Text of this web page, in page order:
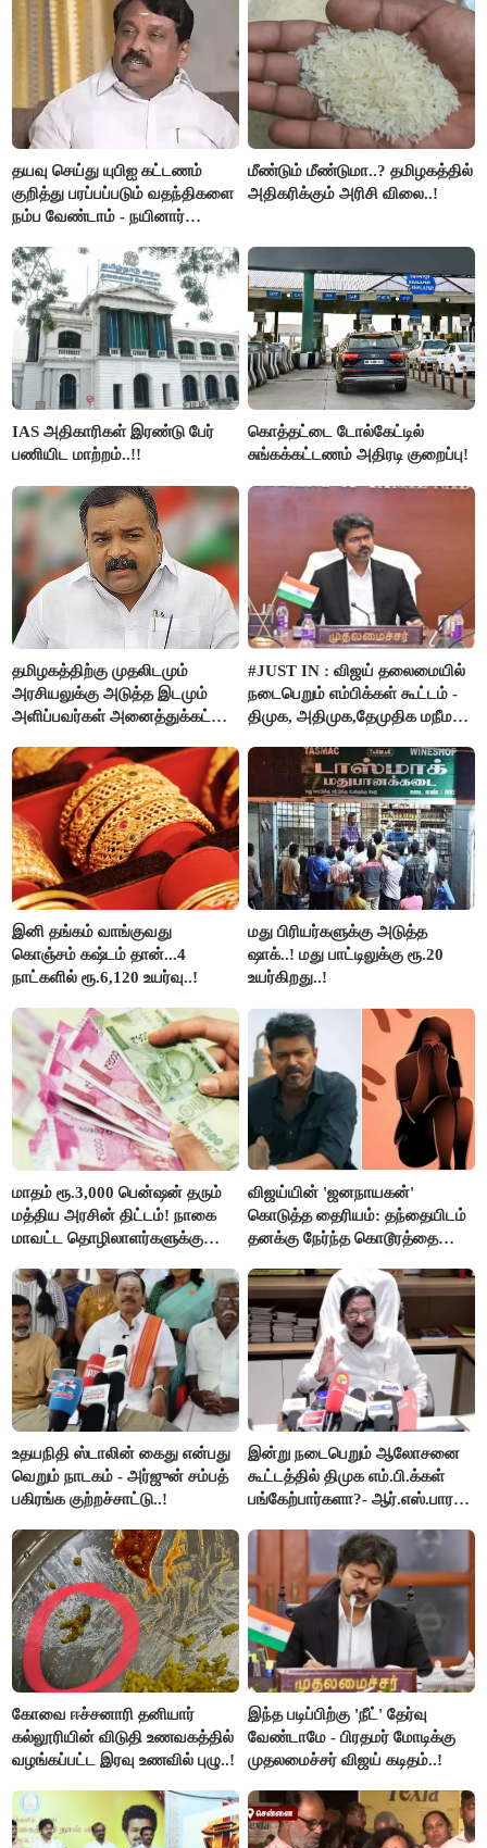
தயவு செய்து யுபிஐ கட்டணம்
குறித்து பரப்பப்படும் வதந்திகளை
நம்ப வேண்டாம் - நயினார்
மீண்டும் மீண்டுமா..? தமிழகத்தில்
அதிகரிக்கும் அரிசி விலை..!
IAS அதிகாரிகள் இரண்டு பேர்
பணியிட மாற்றம்..!!
கொத்தட்டை டோல்கேட்டில்
சுங்கக்கட்டணம் அதிரடி குறைப்பு!
தமிழகத்திற்கு முதலிடமும்
அரசியலுக்கு அடுத்த இடமும்
அளிப்பவர்கள் அனைத்துக்கட்சி
பங்கேற்பார்கள் - மாணிக்கம்
தாகூர்..!!
#JUST IN : விஜய் தலைமையில்
நடைபெறும் எம்பிக்கள் கூட்டம் -
திமுக, அதிமுக,தேமுதிக மநீம
இனி தங்கம் வாங்குவது
கொஞ்சம் கஷ்டம் தான்...4
நாட்களில் ரூ.6,120 உயர்வு..!
மது பிரியர்களுக்கு அடுத்த
ஷாக்..! மது பாட்டிலுக்கு ரூ.20
உயர்கிறது..!
மாதம் ரூ.3,000 பென்ஷன் தரும்
மத்திய அரசின் திட்டம்! நாகை
மாவட்ட தொழிலாளர்களுக்கு
செய்தி!
விஜய்யின் 'ஜனநாயகன்'
கொடுத்த தைரியம்: தந்தையிடம்
தனக்கு நேர்ந்த கொடூரத்தை
உதயநிதி ஸ்டாலின் கைது என்பது
வெறும் நாடகம் - அர்ஜுன் சம்பத்
பகிரங்க குற்றச்சாட்டு..!
இன்று நடைபெறும் ஆலோசனை
கூட்டத்தில் திமுக எம்.பி.க்கள்
பங்கேற்பார்களா?- ஆர்.எஸ்.பாரதி
கோவை ஈச்சனாரி தனியார்
கல்லூரியின் விடுதி உணவகத்தில்
வழங்கப்பட்ட இரவு உணவில் புழு..!
இந்த படிப்பிற்கு 'நீட்' தேர்வு
வேண்டாமே - பிரதமர் மோடிக்கு
முதலமைச்சர் விஜய் கடிதம்..!